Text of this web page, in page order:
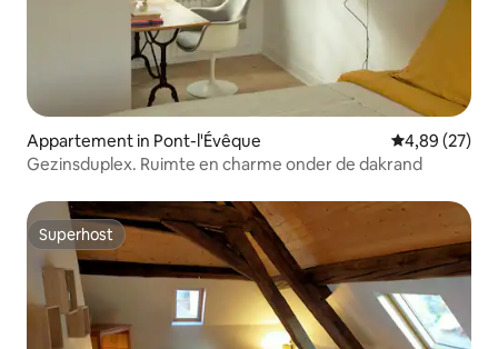
Appartement in Pont-l'Évêque Gemiddelde
4,89 (27)
Gezinsduplex. Ruimte en charme onder de dakrand
Superhost
Superhost